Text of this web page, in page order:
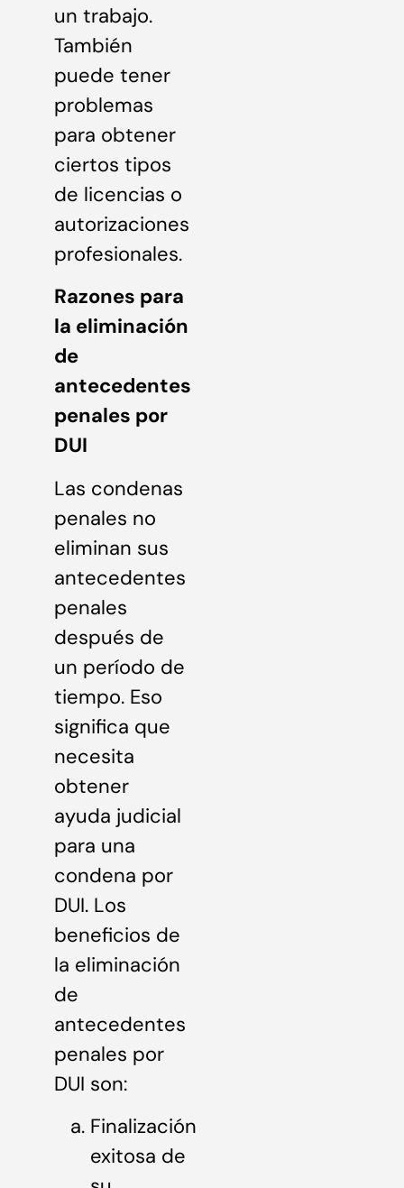
un trabajo.
También
puede tener
problemas
para obtener
ciertos tipos
de licencias o
autorizaciones
profesionales.
Razones para
la eliminación
de
antecedentes
penales por
DUI
Las condenas
penales no
eliminan sus
antecedentes
penales
después de
un período de
tiempo. Eso
significa que
necesita
obtener
ayuda judicial
para una
condena por
DUI. Los
beneficios de
la eliminación
de
antecedentes
penales por
DUI son:
Finalización
exitosa de